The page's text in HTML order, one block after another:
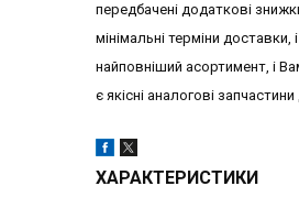
передбачені додаткові
мінімальні терміни
найповніший асортимент, і
є якісні аналогові
ХАРАКТЕРИСТИКИ